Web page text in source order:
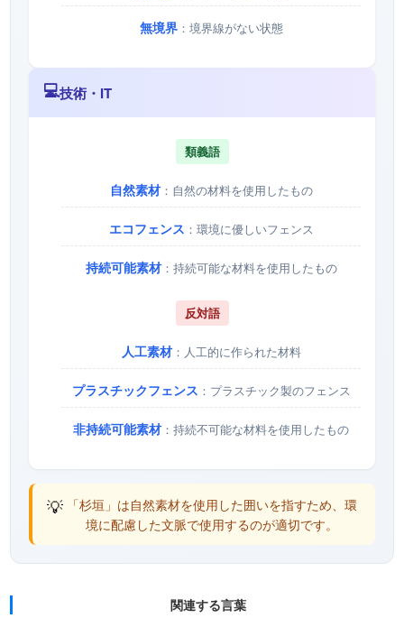
無境界：境界線がない状態
💻技術・IT
類義語
自然素材：自然の材料を使用したもの
エコフェンス ：環境に優しいフェンス
持続可能素材：持続可能な材料を使用したもの
反対語
人工素材：人工的に作られた材料
プラスチックフェンス ：プラスチック製のフェンス
非持続可能素材 ：持続不可能な材料を使用したもの
💡 「杉垣」は自然素材を使用した囲いを指すため、環
境に配慮した文脈で使用するのが適切です。
関連する言葉